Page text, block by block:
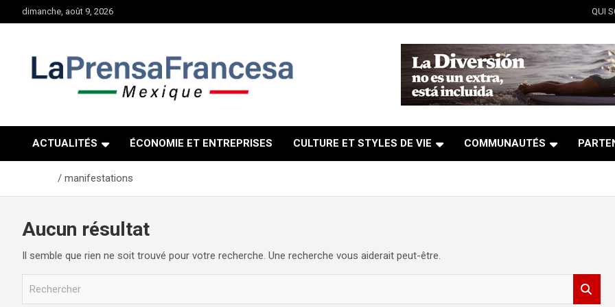
au
dimanche, août 9, 2026 QUI
ACTUALITÉS ÉCONOMIE ET ENTREPRISES CULTURE ET STYLES DE VIE COMMUNAUTÉS
manifestations
Aucun résultat
Il semble que rien ne soit trouvé pour votre recherche. Une recherche vous aiderait peut-être.